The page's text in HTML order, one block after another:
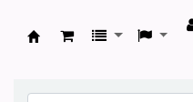
Бібліотека НТШ ›